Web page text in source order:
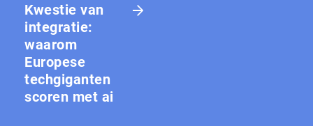
Kwestie van
integratie:
waarom
Europese
techgiganten
scoren met ai